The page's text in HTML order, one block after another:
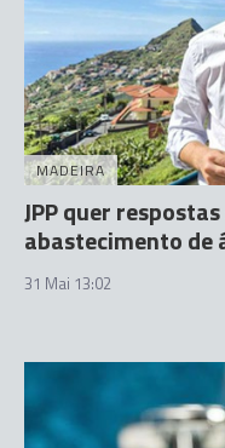
MADEIRA
JPP quer
abastecimento de
31 Mai 13:02